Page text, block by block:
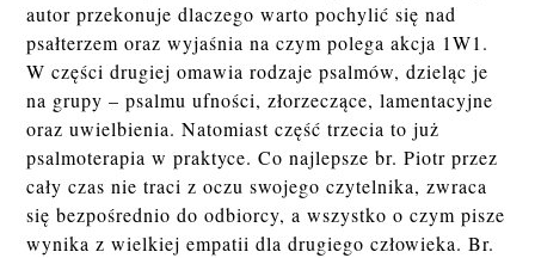
autor przekonuje dlaczego warto pochylić się nad
psałterzem oraz wyjaśnia na czym polega akcja 1W1.
W części drugiej omawia rodzaje psalmów, dzieląc je
na grupy – psalmu ufności, złorzeczące, lamentacyjne
oraz uwielbienia. Natomiast część trzecia to już
psalmoterapia w praktyce. Co najlepsze br. Piotr przez
cały czas nie traci z oczu swojego czytelnika, zwraca
się bezpośrednio do odbiorcy, a wszystko o czym pisze
wynika z wielkiej empatii dla drugiego człowieka. Br.